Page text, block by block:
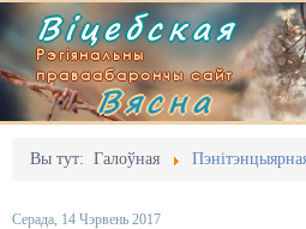
Віцебская
Рэгіянальны
праваабарончы сайт
Вясна
Вы тут: Галоўная
Серада, 14 Чэрвень 2017
Галоўная
Адміністрацыйны перасьлед
Выданьні